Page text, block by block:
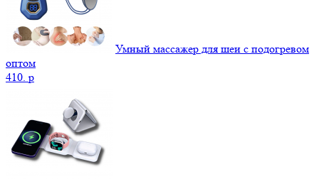
Умный массажер для шеи с подогревом
оптом
410. p